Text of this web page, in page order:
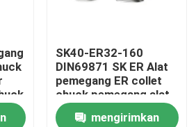
SK40-ER32-160
DIN69871 SK ER Alat
pemegang ER collet
chuck pemegang alat
CNC
mengirimkan